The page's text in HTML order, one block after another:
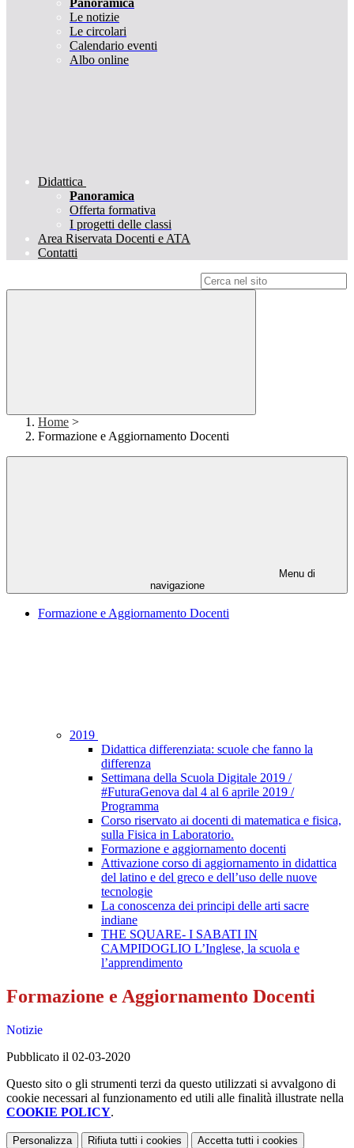
Panoramica
Le notizie
Le circolari
Calendario eventi
Albo online
Didattica
Panoramica
Offerta formativa
I progetti delle classi
Area Riservata Docenti e ATA
Contatti
Home >
Formazione e Aggiornamento Docenti
Menu di
navigazione
Formazione e Aggiornamento Docenti
2019
Didattica differenziata: scuole che fanno la
differenza
Settimana della Scuola Digitale 2019 /
#FuturaGenova dal 4 al 6 aprile 2019 /
Programma
Corso riservato ai docenti di matematica e fisica,
sulla Fisica in Laboratorio.
Formazione e aggiornamento docenti
Attivazione corso di aggiornamento in didattica
del latino e del greco e dell’uso delle nuove
tecnologie
La conoscenza dei principi delle arti sacre
indiane
THE SQUARE- I SABATI IN
CAMPIDOGLIO L’Inglese, la scuola e
l’apprendimento
Formazione e Aggiornamento Docenti
Notizie
Pubblicato il 02-03-2020
Questo sito o gli strumenti terzi da questo utilizzati si avvalgono di
cookie necessari al funzionamento ed utili alle finalità illustrate nella
COOKIE POLICY.
Personalizza Rifiuta tutti i cookies Accetta tutti i cookies